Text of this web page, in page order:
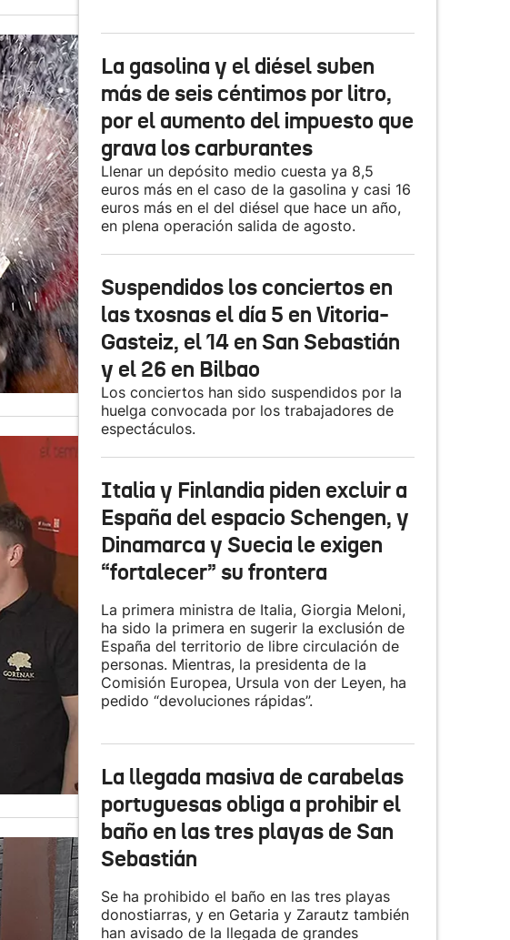
La gasolina y el diésel suben
más de seis céntimos por litro,
por el aumento del impuesto que
grava los carburantes
Llenar un depósito medio cuesta ya 8,5
euros más en el caso de la gasolina y casi 16
euros más en el del diésel que hace un año,
en plena operación salida de agosto.
Suspendidos los conciertos en
las txosnas el día 5 en Vitoria-
Gasteiz, el 14 en San Sebastián
y el 26 en Bilbao
Los conciertos han sido suspendidos por la
huelga convocada por los trabajadores de
espectáculos.
Italia y Finlandia piden excluir a
España del espacio Schengen, y
Dinamarca y Suecia le exigen
“fortalecer” su frontera
La primera ministra de Italia, Giorgia Meloni,
ha sido la primera en sugerir la exclusión de
España del territorio de libre circulación de
personas. Mientras, la presidenta de la
Comisión Europea, Ursula von der Leyen, ha
pedido “devoluciones rápidas”.
La llegada masiva de carabelas
portuguesas obliga a prohibir el
baño en las tres playas de San
Sebastián
Se ha prohibido el baño en las tres playas
donostiarras, y en Getaria y Zarautz también
han avisado de la llegada de grandes